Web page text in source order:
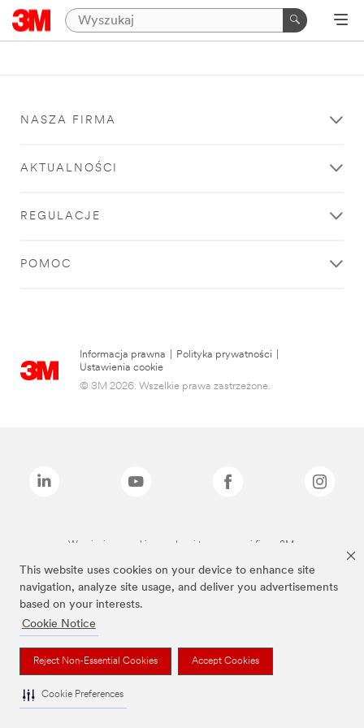
This website uses cookies on your device to enhance site
navigation, analyze site usage, and deliver you advertisements
based on your interests.
Cookie Notice
Reject Non-Essential Cookies Accept Cookies
Cookie Preferences
NASZA FIRMA
AKTUALNOŚCI
REGULACJE
POMOC
Informacja prawna Polityka prywatności
Ustawienia cookie
© 3M 2026. Wszelkie prawa zastrzeżone.
Wymienione marki są znakami towarowymi firmy 3M.